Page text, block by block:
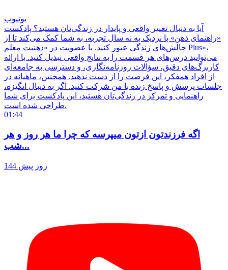
یوتیوب
آیا به دنبال تغییر واقعی و پایدار در زندگی‌تان هستید؟ پادکست
«راهنمای ذهن» با نزدیک به نه سال تجربه، به شما کمک می‌کند تا از
چالش‌های زندگی عبور کنید. با عضویت در «ذهنیت معلم Plus»،
می‌توانید درس‌های هر قسمت را به نتایج واقعی تبدیل کنید. با ارائه
کاربرگ‌های دقیق، سؤالات روزنامه‌نگاری، و دسترسی به جامعه‌ای
از افراد همفکر، این فرصت را از دست ندهید. همچنین، ماهیانه در
جلسات پرسش و پاسخ زنده با من شرکت کنید. اگر به دنبال انگیزه،
راهنمایی و تمرکز در زندگی‌تان هستید، این پادکست برای شما
طراحی شده است.
01:44
اگه فرزندتون ازتون میپرسه که چرا ما هر روز و هر
شب...
144 روز پیش